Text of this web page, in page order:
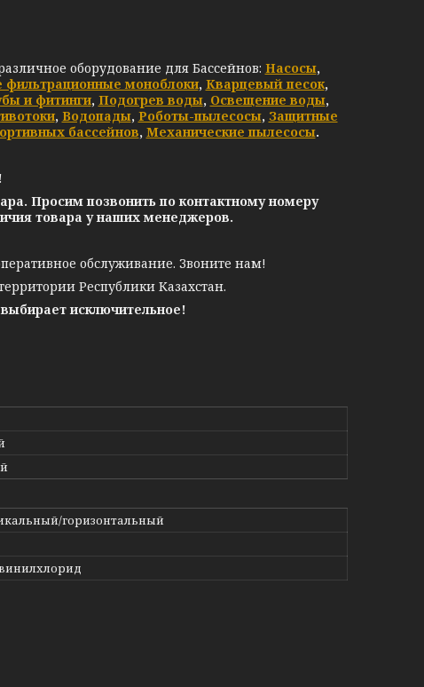
оборудование для Бассейнов: Насосы,
фильтрационные моноблоки, Кварцевый песок,
и фитинги, Подогрев воды, Освещение воды,
, Водопады, Роботы-пылесосы, Защитные
бассейнов, Механические пылесосы.
Просим позвонить по контактному номеру
товара у наших менеджеров.
обслуживание. Звоните нам!
Республики Казахстан.
исключительное!
горизонтальный